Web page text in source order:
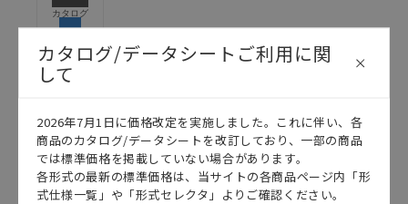
保できるよう設計されていること、および本製品が全
体の中で意図した用途に対して適切に配電・設置され
ていることを、必ず事前に確認してください。
カタログ/マニュアルに記載されているアプリケーショ
商品に接続される推奨機器等、現在では入手困難なも
のもそのまま記載しています。・誤字、脱字が含まれ
ている可能性がありますがご容赦ください。
記載されているサービス内容や連絡先等は作成当時の
カタログ
カタログ/データシートご利用に関
して
2026年7月1日に価格改定を実施しました。これに伴い、各
商品のカタログ/データシートを改訂しており、一部の商品
では標準価格を掲載していない場合があります。
各形式の最新の標準価格は、当サイトの各商品ページ内「形
式仕様一覧」や「形式セレクタ」よりご確認ください。